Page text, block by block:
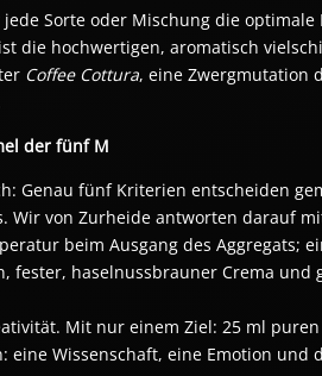
Sorte oder Mischung die
die hochwertigen, aromatisch
Coffee Cottura, eine Zwergmutation
der fünf M
Genau fünf Kriterien entscheiden
Wir von Zurheide antworten darauf
beim Ausgang des Aggregats;
fester, haselnussbrauner Crema
Mit nur einem Ziel: 25 ml
eine Wissenschaft, eine Emotion und